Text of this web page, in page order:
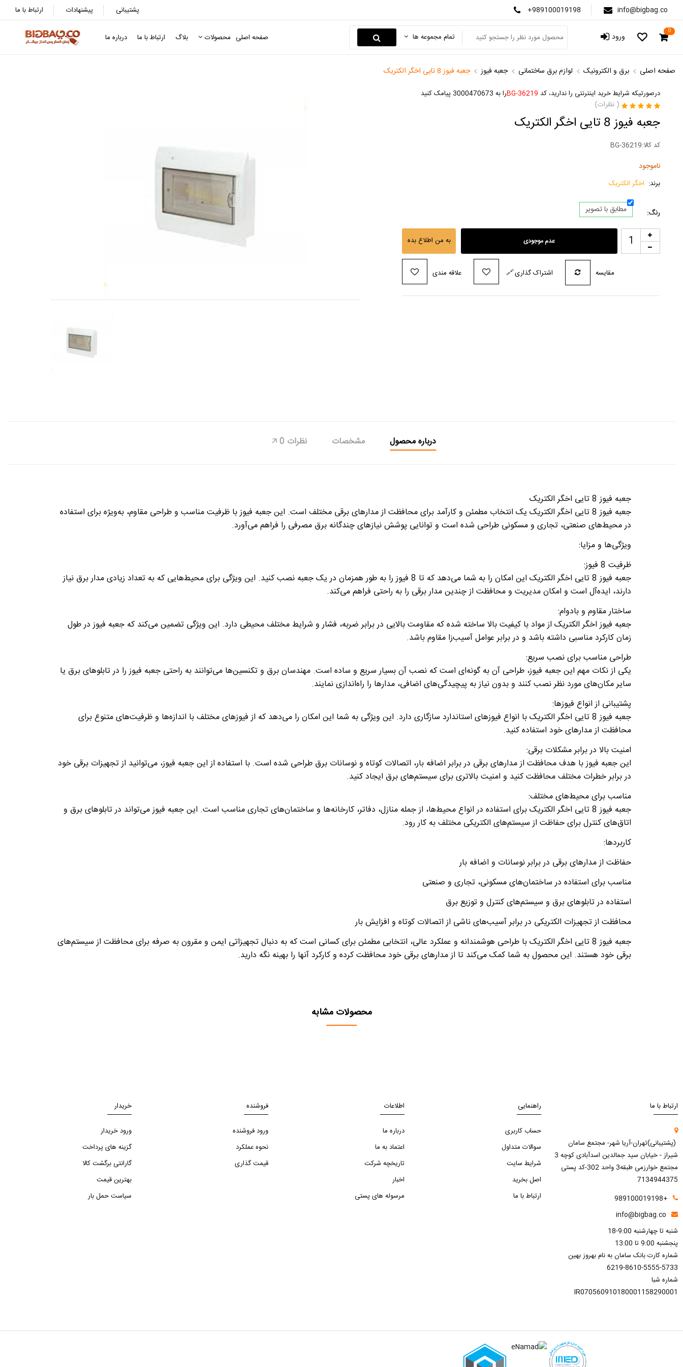
ارتباط با ما پیشنهادات پشتیبانی +989100019198 info@bigbag.co
صفحه اصلی محصولات بلاگ ارتباط با ما درباره ما تمام مجموعه ها ورود 0
صفحه اصلی برق و الکترونیک لوازم برق ساختمانی جعبه فیوز جعبه فیوز 8 تایی اخگر الکتریک
درصورتیکه شرایط خرید اینترنتی را ندارید، کد BG-36219را به 3000470673 پیامک کنید
( نظرات)
جعبه فیوز 8 تایی اخگر الکتریک
کد کالا:BG-36219
ناموجود
برند: اخگر الکتریک
رنگ: مطابق با تصویر
عدم موجودی به من اطلاع بده
علاقه مندی 🔗اشتراک گذاری مقایسه
درباره محصول مشخصات نظرات 0
🡥
جعبه فیوز 8 تایی اخگر الکتریک
جعبه فیوز 8 تایی اخگر الکتریک یک انتخاب مطمئن و کارآمد برای محافظت از مدارهای برقی مختلف است. این جعبه فیوز با ظرفیت مناسب و طراحی مقاوم، به‌ویژه برای استفاده
در محیط‌های صنعتی، تجاری و مسکونی طراحی شده است و توانایی پوشش نیازهای چندگانه برق مصرفی را فراهم می‌آورد.
ویژگی‌ها و مزایا:
ظرفیت 8 فیوز
:
جعبه فیوز 8 تایی اخگر الکتریک این امکان را به شما می‌دهد که تا 8 فیوز را به طور همزمان در یک جعبه نصب کنید. این ویژگی برای محیط‌هایی که به تعداد زیادی مدار برق نیاز
دارند، ایده‌آل است و امکان مدیریت و محافظت از چندین مدار برقی را به راحتی فراهم می‌کند.
ساختار مقاوم و بادوام:
جعبه فیوز اخگر الکتریک از مواد با کیفیت بالا ساخته شده که مقاومت بالایی در برابر ضربه، فشار و شرایط مختلف محیطی دارد. این ویژگی تضمین می‌کند که جعبه فیوز در طول
زمان کارکرد مناسبی داشته باشد و در برابر عوامل آسیب‌زا مقاوم باشد.
طراحی مناسب برای نصب سریع:
یکی از نکات مهم این جعبه فیوز، طراحی آن به گونه‌ای است که نصب آن بسیار سریع و ساده است. مهندسان برق و تکنسین‌ها می‌توانند به راحتی جعبه فیوز را در تابلوهای برق یا
سایر مکان‌های مورد نظر نصب کنند و بدون نیاز به پیچیدگی‌های اضافی، مدارها را راه‌اندازی نمایند.
پشتیبانی از انواع فیوزها:
جعبه فیوز 8 تایی اخگر الکتریک با انواع فیوزهای استاندارد سازگاری دارد. این ویژگی به شما این امکان را می‌دهد که از فیوزهای مختلف با اندازه‌ها و ظرفیت‌های متنوع برای
محافظت از مدارهای خود استفاده کنید.
امنیت بالا در برابر مشکلات برقی:
این جعبه فیوز با هدف محافظت از مدارهای برقی در برابر اضافه بار، اتصالات کوتاه و نوسانات برق طراحی شده است. با استفاده از این جعبه فیوز، می‌توانید از تجهیزات برقی خود
در برابر خطرات مختلف محافظت کنید و امنیت بالاتری برای سیستم‌های برق ایجاد کنید.
مناسب برای محیط‌های مختلف:
جعبه فیوز 8 تایی اخگر الکتریک برای استفاده در انواع محیط‌ها، از جمله منازل، دفاتر، کارخانه‌ها و ساختمان‌های تجاری مناسب است. این جعبه فیوز می‌تواند در تابلوهای برق و
اتاق‌های کنترل برای حفاظت از سیستم‌های الکتریکی مختلف به کار رود.
کاربردها:
حفاظت از مدارهای برقی در برابر نوسانات و اضافه بار
مناسب برای استفاده در ساختمان‌های مسکونی، تجاری و صنعتی
استفاده در تابلوهای برق و سیستم‌های کنترل و توزیع برق
محافظت از تجهیزات الکتریکی در برابر آسیب‌های ناشی از اتصالات کوتاه و افزایش بار
جعبه فیوز 8 تایی اخگر الکتریک با طراحی هوشمندانه و عملکرد عالی، انتخابی مطمئن برای کسانی است که به دنبال تجهیزاتی ایمن و مقرون به صرفه برای محافظت از سیستم‌های
برقی خود هستند. این محصول به شما کمک می‌کند تا از مدارهای برقی خود محافظت کرده و کارکرد آنها را بهینه نگه دارید.
محصولات مشابه
ارتباط با ما
(پشتیبانی)تهران-آریا شهر- مجتمع سامان
شیراز - خیابان سید جمالدین اسدآبادی کوچه 3
مجتمع خوارزمی طبقه3 واحد 302-کد پستی
7134944375
+989100019198
info@bigbag.co
شنبه تا چهارشنبه 9:00-18
پنجشنبه 9:00 تا 13:00
شماره کارت بانک سامان به نام بهروز بهین
6219-8610-5555-5733
شماره شبا
IR070560910180001158290001
راهنمایی
حساب کاربری
سوالات متداول
شرایط سایت
اصل بخرید
ارتباط با ما
اطلاعات
درباره ما
اعتماد به ما
تاریخچه شرکت
اخبار
مرسوله های پستی
فروشنده
ورود فروشنده
نحوه عملکرد
قیمت گذاری
خریدار
ورود خریدار
گزینه های پرداخت
گارانتی برگشت کالا
بهترین قیمت
سیاست حمل بار